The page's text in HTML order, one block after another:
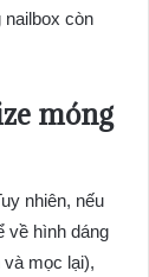
còn
móng
nhiên, nếu
về hình dáng
mọc lại),